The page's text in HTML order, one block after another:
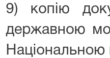
9) копію
державною
Національною